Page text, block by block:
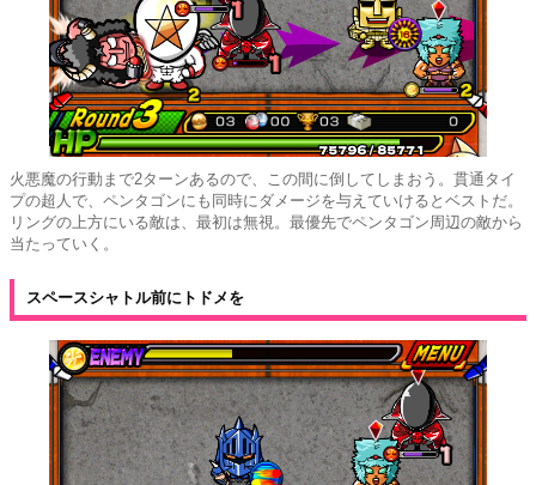
火悪魔の行動まで2ターンあるので、この間に倒してしまおう。貫通タイ
プの超人で、ペンタゴンにも同時にダメージを与えていけるとベストだ。
リングの上方にいる敵は、最初は無視。最優先でペンタゴン周辺の敵から
当たっていく。
スペースシャトル前にトドメを